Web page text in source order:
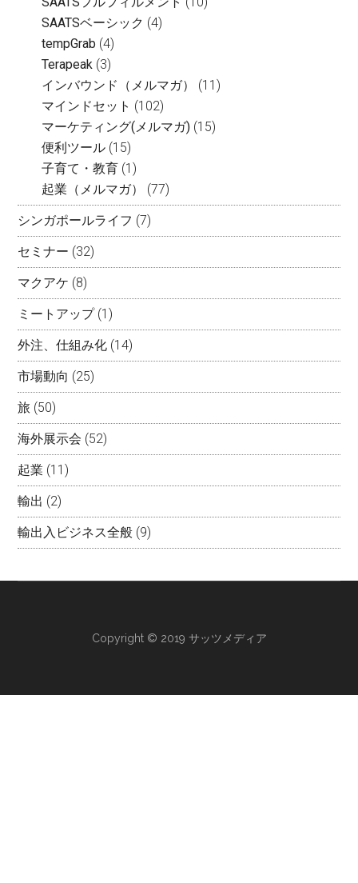
SAATSベーシック (4)
tempGrab (4)
Terapeak (3)
インバウンド（メルマガ）
(11)
マインドセット (102)
マーケティング(メルマガ) (15)
便利ツール (15)
子育て・教育 (1)
起業（メルマガ）
(77)
シンガポールライフ (7)
セミナー (32)
マクアケ (8)
ミートアップ(1)
外注、仕組み化 (14)
市場動向 (25)
旅 (50)
海外展示会 (52)
起業 (11)
輸出 (2)
輸出入ビジネス全般 (9)
Copyright © 2019 サッツメディア